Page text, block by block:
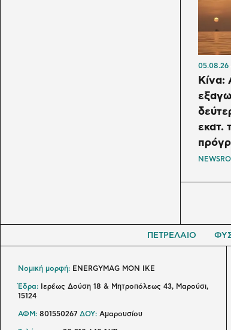
05.08.26
Κίνα:
εκατ.
ΠΕΤΡΕΛΑΙΟ
Νομική μορφή: ENERGYMAG MON IKE
Έδρα: Ιερέως Δούση 18 & Μητροπόλεως 43, Μαρούσι,
15124
ΑΦΜ: 801550267 ΔΟΥ: Αμαρουσίου